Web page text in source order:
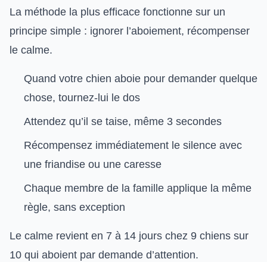
La méthode la plus efficace fonctionne sur un
principe simple : ignorer l’aboiement, récompenser
le calme.
Quand votre chien aboie pour demander quelque
chose, tournez-lui le dos
Attendez qu’il se taise, même 3 secondes
Récompensez immédiatement le silence avec
une friandise ou une caresse
Chaque membre de la famille applique la même
règle, sans exception
Le calme revient en 7 à 14 jours chez 9 chiens sur
10 qui aboient par demande d’attention.